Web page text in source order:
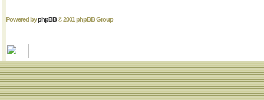
Powered byphpBB© 2001 phpBB Group